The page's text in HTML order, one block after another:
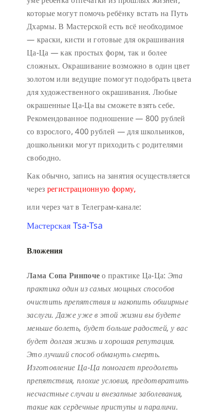
которые могут помочь ребёнку встать на Путь
Дхармы. В Мастерской есть всё необходимое
— краски, кисти и готовые для окрашивания
Ца-Ца — как простых форм, так и более
сложных. Окрашивание возможно в один цвет
золотом или ведущие помогут подобрать цвета
для художественного окрашивания. Любые
окрашенные Ца-Ца вы сможете взять себе.
Рекомендованное подношение — 800 рублей
со взрослого, 400 рублей — для школьников,
дошкольники могут приходить с родителями
свободно.
Как обычно, запись на занятия осуществляется
через регистрационную форму,
или через чат в Телеграм-канале:
Мастерская Tsa-Tsa
Вложения
Лама Сопа Ринпочео практике Ца-Ца: Эта
практика один из самых мощных способов
очистить препятствия и накопить обширные
заслуги. Даже уже в этой жизни вы будете
меньше болеть, будет больше радостей, у вас
будет долгая жизнь и хорошая репутация.
Это лучший способ обмануть смерть.
Изготовление Ца-Ца помогает преодолеть
препятствия, плохие условия, предотвратить
несчастные случаи и внезапные заболевания,
такие как сердечные приступы и параличи.